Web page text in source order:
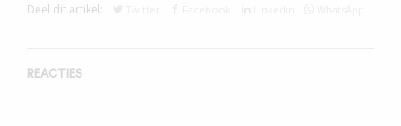
Deel dit artikel:
REACTIES